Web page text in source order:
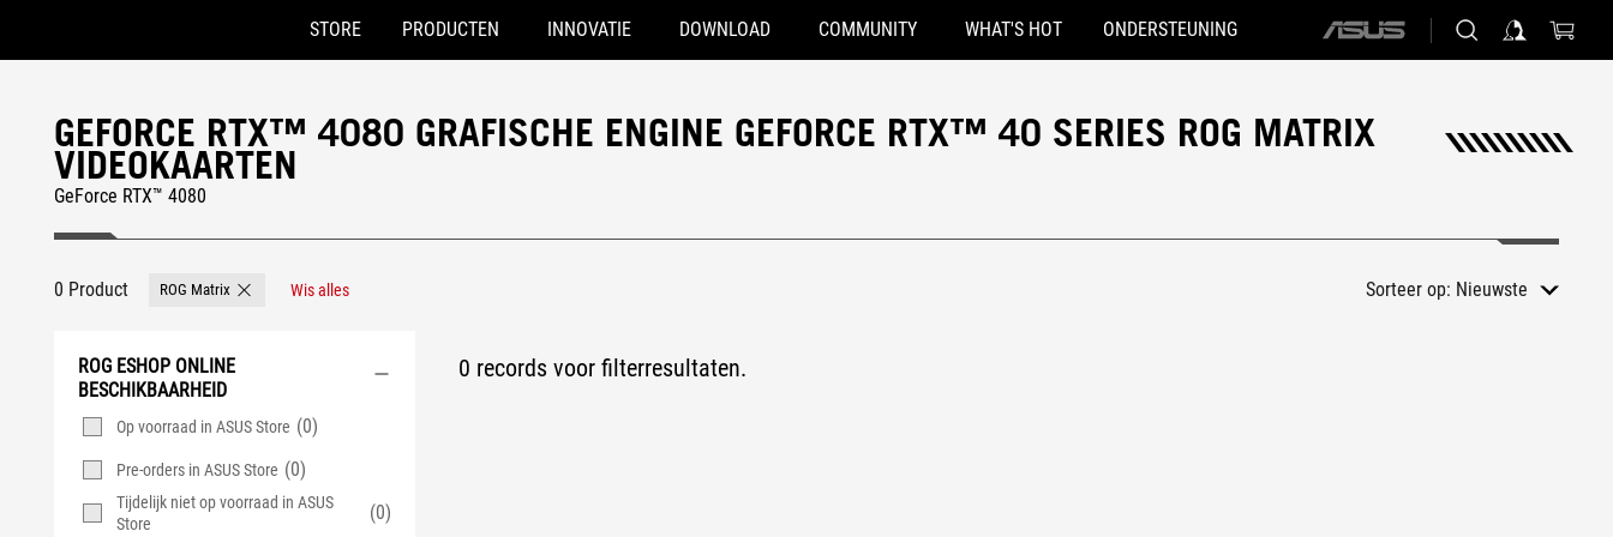
Accessibility links
STORE PRODUCTEN INNOVATIE DOWNLOAD COMMUNITY WHAT'S HOT ONDERSTEUNING
ASUS
GEFORCE RTX™ 4080 GRAFISCHE ENGINE GEFORCE RTX™ 40 SERIES ROG MATRIX
VIDEOKAARTEN
GeForce RTX™ 4080
0 Product ROG Matrix Remove ROG Matrix
Wis alles Sorteer op: Nieuwste
ROG ESHOP ONLINE
BESCHIKBAARHEID
Op voorraad in ASUS Store (0)
Pre-orders in ASUS Store (0)
Tijdelijk niet op voorraad in ASUS
Store
(0)
0 records voor filterresultaten.